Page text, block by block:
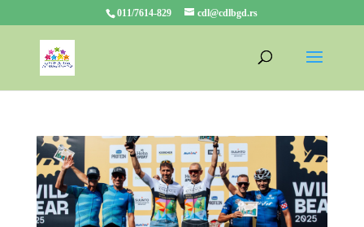
011/7614-829 cdl@cdlbgd.rs